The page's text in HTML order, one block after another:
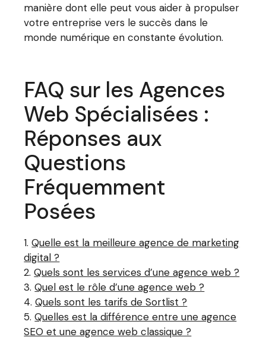
manière dont elle peut vous aider à propulser
votre entreprise vers le succès dans le
monde numérique en constante évolution.
FAQ sur les Agences
Web Spécialisées :
Réponses aux
Questions
Fréquemment
Posées
Quelle est la meilleure agence de marketing
digital ?
Quels sont les services d’une agence web ?
Quel est le rôle d’une agence web ?
Quels sont les tarifs de Sortlist ?
Quelles est la différence entre une agence
SEO et une agence web classique ?